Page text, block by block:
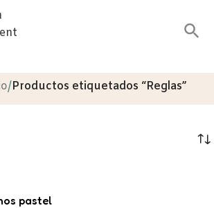
/Productos etiquetados “Reglas”
pastel